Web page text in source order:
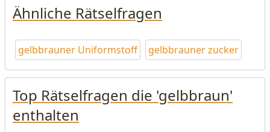
Ähnliche Rätselfragen
gelbbrauner Uniformstoff gelbbrauner zucker
Top Rätselfragen die 'gelbbraun'
enthalten